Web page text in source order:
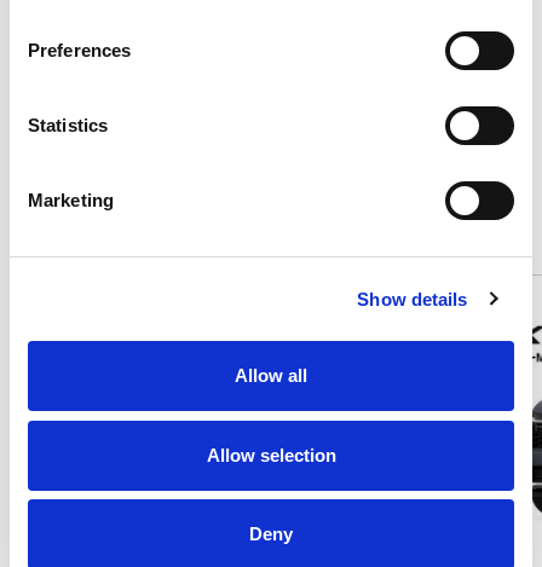
Preferences
Statistics
Marketing
Show details
Allow all
Allow selection
Deny
Diese Fahrzeuge könnten Sie